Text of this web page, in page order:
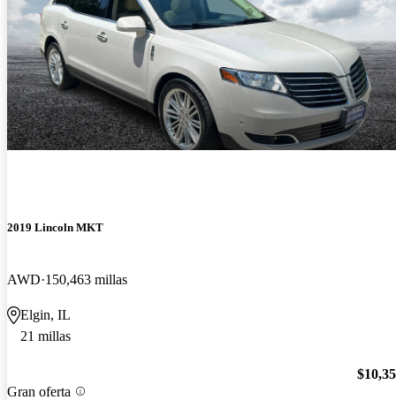
2019 Lincoln MKT
AWD 150,463 millas
Elgin, IL
21 millas
Gran oferta